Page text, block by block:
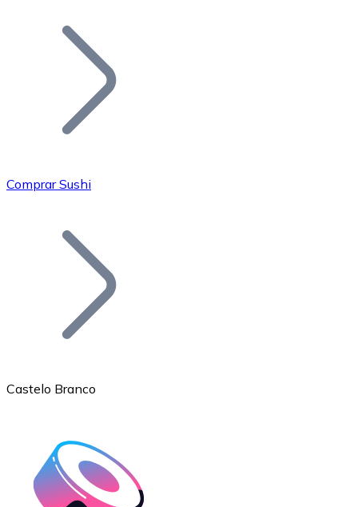
Añade tu proyecto a nuestro ecosistema.
Bitcoin
Ethereum
ETH
Comprar Sushi
Castelo Branco